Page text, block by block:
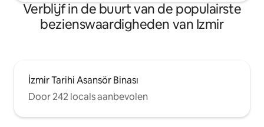
Verblijf in de buurt van de populairste
bezienswaardigheden van Izmir
İzmir Tarihi Asansör Binası
Door 242 locals aanbevolen